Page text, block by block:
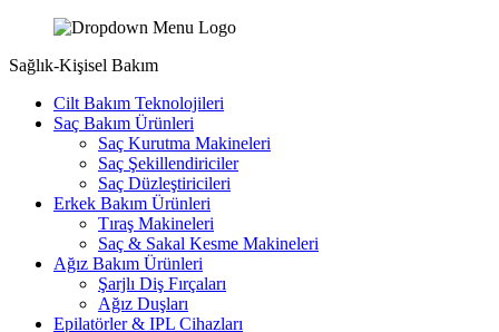
Sağlık-Kişisel Bakım
Cilt Bakım Teknolojileri
Saç Bakım Ürünleri
Saç Kurutma Makineleri
Saç Şekillendiriciler
Saç Düzleştiricileri
Erkek Bakım Ürünleri
Tıraş Makineleri
Saç & Sakal Kesme Makineleri
Ağız Bakım Ürünleri
Şarjlı Diş Fırçaları
Ağız Duşları
Epilatörler & IPL Cihazları